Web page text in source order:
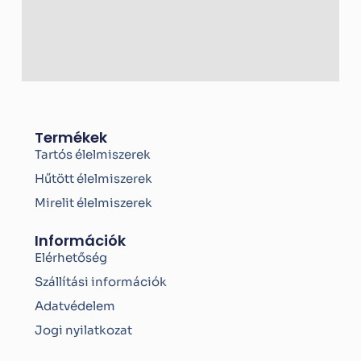
Termékek
Tartós élelmiszerek
Hűtött élelmiszerek
Mirelit élelmiszerek
Információk
Elérhetőség
Szállítási információk
Adatvédelem
Jogi nyilatkozat